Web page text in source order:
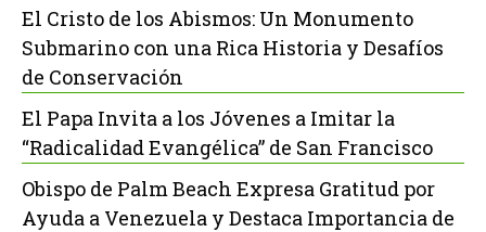
El Cristo de los Abismos: Un Monumento
Submarino con una Rica Historia y Desafíos
de Conservación
El Papa Invita a los Jóvenes a Imitar la
“Radicalidad Evangélica” de San Francisco
Obispo de Palm Beach Expresa Gratitud por
Ayuda a Venezuela y Destaca Importancia de